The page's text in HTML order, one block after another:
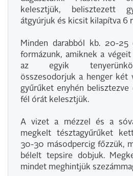
kelesztjük, belisztezett
átgyúrjuk és kicsit kilapítva 6
Minden darabból kb. 20-25
formázunk, amiknek a
az egyik
összesodorjuk a henger két
gyűrűket enyhén belisztezve
fél órát kelesztjük.
A vizet a mézzel és a
megkelt tésztagyűrűket
30-30 másodpercig főzzük,
bélelt tepsire dobjuk.
mindet meghintjük